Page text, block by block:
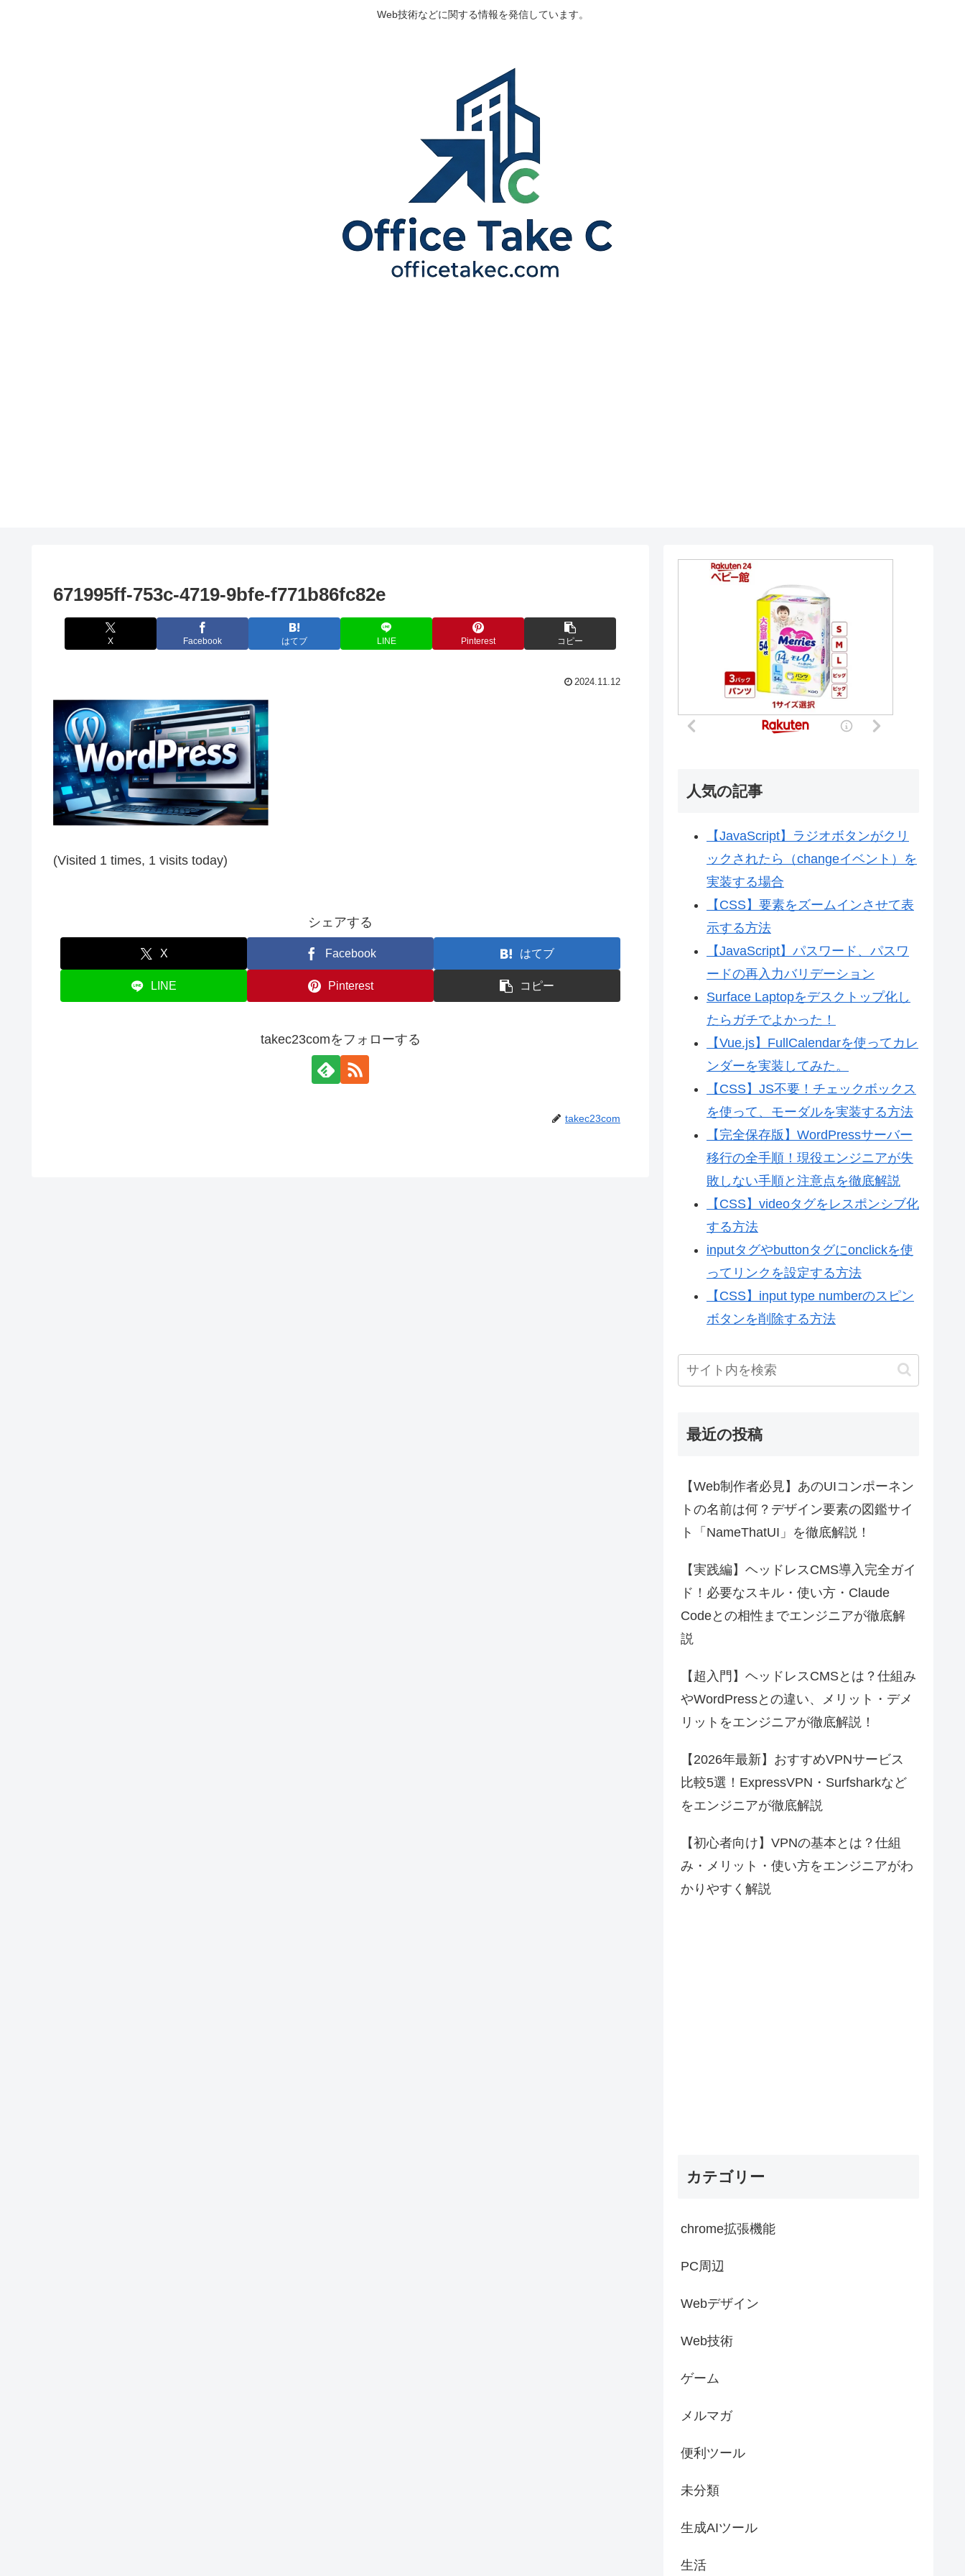
Web技術などに関する情報を発信しています。
671995ff-753c-4719-9bfe-f771b86fc82e
X Facebook はてブ LINE Pinterest コピー
2024.11.12
(Visited 1 times, 1 visits today)
シェアする
X Facebook はてブ
LINE Pinterest コピー
takec23comをフォローする
takec23com
人気の記事
【JavaScript】ラジオボタンがクリ
ックされたら（changeイベント）を
実装する場合
【CSS】要素をズームインさせて表
示する方法
【JavaScript】パスワード、パスワ
ードの再入力バリデーション
Surface Laptopをデスクトップ化し
たらガチでよかった！
【Vue.js】FullCalendarを使ってカレ
ンダーを実装してみた。
【CSS】JS不要！チェックボックス
を使って、モーダルを実装する方法
【完全保存版】WordPressサーバー
移行の全手順！現役エンジニアが失
敗しない手順と注意点を徹底解説
【CSS】videoタグをレスポンシブ化
する方法
inputタグやbuttonタグにonclickを使
ってリンクを設定する方法
【CSS】input type numberのスピン
ボタンを削除する方法
最近の投稿
【Web制作者必見】あのUIコンポーネン
トの名前は何？デザイン要素の図鑑サイ
ト「NameThatUI」を徹底解説！
【実践編】ヘッドレスCMS導入完全ガイ
ド！必要なスキル・使い方・Claude
Codeとの相性までエンジニアが徹底解
説
【超入門】ヘッドレスCMSとは？仕組み
やWordPressとの違い、メリット・デメ
リットをエンジニアが徹底解説！
【2026年最新】おすすめVPNサービス
比較5選！ExpressVPN・Surfsharkなど
をエンジニアが徹底解説
【初心者向け】VPNの基本とは？仕組
み・メリット・使い方をエンジニアがわ
かりやすく解説
カテゴリー
chrome拡張機能
PC周辺
Webデザイン
Web技術
ゲーム
メルマガ
便利ツール
未分類
生成AIツール
生活